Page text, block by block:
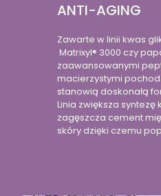
ANTI-AGING
Zawarte w linii kwas
Matrixyl® 3000 czy
zaawansowanymi
macierzystymi
stanowią doskonałą
Linia zwiększa syntezę
zagęszcza cement
skóry dzięki czemu